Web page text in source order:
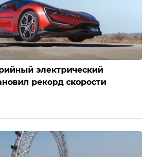
электрический
рекорд скорости